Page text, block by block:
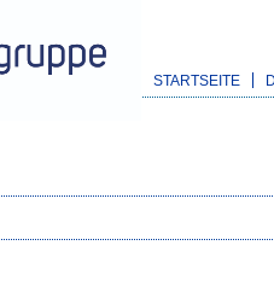
STARTSEITE